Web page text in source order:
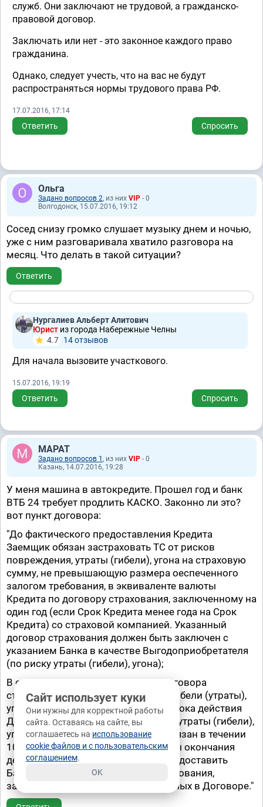
служб. Они заключают не трудовой, а гражданско-
правовой договор.
Заключать или нет - это законное каждого право
гражданина.
Однако, следует учесть, что на вас не будут
распространяться нормы трудового права РФ.
17.07.2016, 17:14
Ответить Спросить
Ольга
Задано вопросов 2, из них VIP - 0
Волгодонск, 15.07.2016, 19:12
Сосед снизу громко слушает музыку днем и ночью,
уже с ним разговаривала хватило разговора на
месяц. Что делать в такой ситуации?
Ответить
Нургалиев Альберт Алитович
Юрист из города Набережные Челны
4.7 14 отзывов
Для начала вызовите участкового.
15.07.2016, 19:19
Ответить Спросить
МАРАТ
Задано вопросов 1 , из них VIP - 0
Казань, 14.07.2016, 19:28
У меня машина в автокредите. Прошел год и банк
ВТБ 24 требует продлить КАСКО. Законно ли это?
вот пункт договора:
"До фактического предоставления Кредита
Заемщик обязан застраховать ТС от рисков
повреждения, утраты (гибели), угона на страховую
сумму, не превышающую размера оеспеченного
залогом требования, в эквиваленте валюты
Кредита по договору страхования, заключенному на
один год (если Срок Кредита менее года на Срок
Кредита) со страховой компанией. Указанный
договор страхования должен быть заключен с
указанием Банка в качестве Выгодоприобретателя
(по риску утраты (гибели), угона);
В случае прекращения действия договора
страхования ТС от рисков полной гибели (утраты),
угона, повреждения до истечения срока действия
Договора, за исключением случаев утраты (гибели),
угона предмета залога. Заемщик обязан в течении
10 (десяти) рабочих дней после даты окончания
действия договора страхования предоставить
Банку копию нового договора страхования,
закюченного на условиях, изложенных в Договоре."
Сайт использует куки
Они нужны для корректной работы
сайта. Оставаясь на сайте, вы
соглашаетесь на использование
cookie файлов и с пользовательским
соглашением.
OK